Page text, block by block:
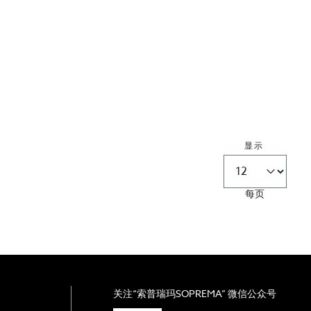
显示
每页
关注“索普瑞玛SOPREMA” 微信公众号